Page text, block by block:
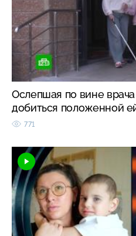
Ослепшая по вине
добиться положенной
771